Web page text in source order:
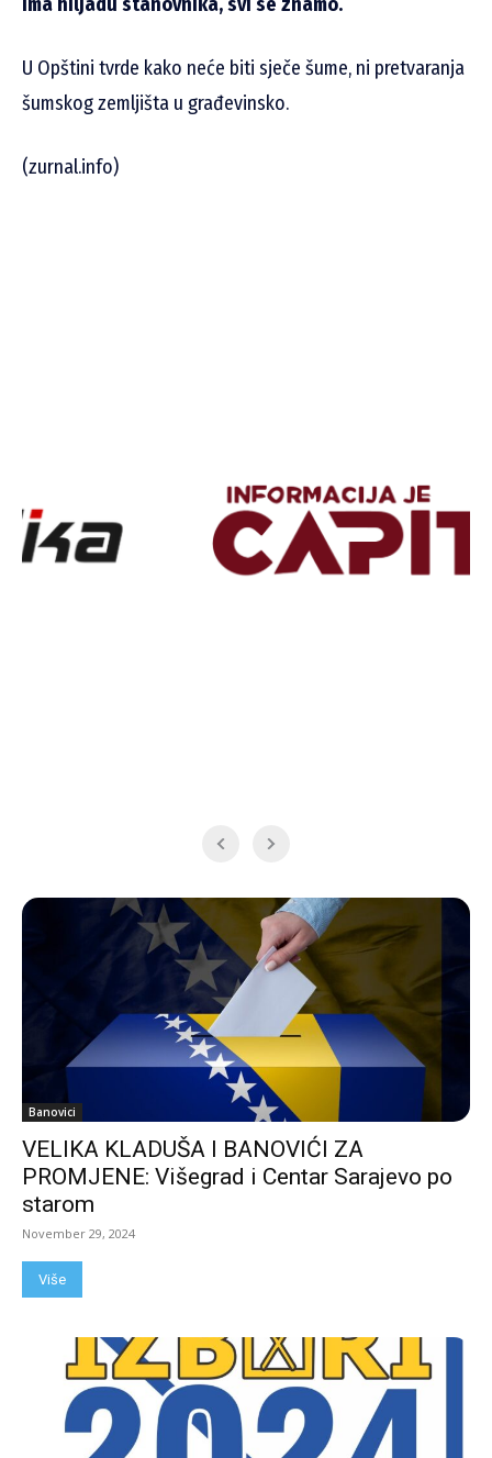
U Opštini tvrde kako neće biti sječe šume, ni pretvaranja
šumskog zemljišta u građevinsko.
(zurnal.info)
Banovici
VELIKA KLADUŠA I BANOVIĆI ZA
PROMJENE: Višegrad i Centar Sarajevo po
starom
November 29, 2024
Više